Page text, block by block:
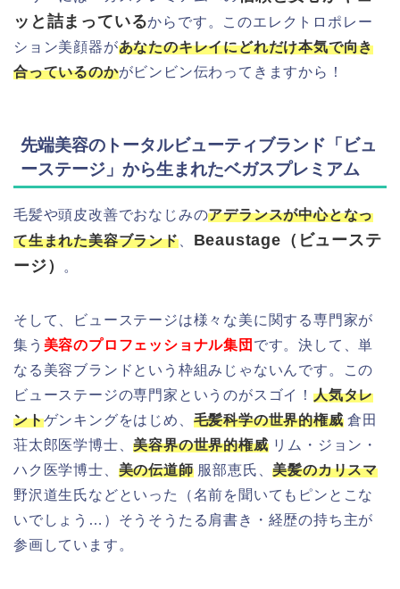
ッと詰まっているからです。このエレクトロポレー
ション美顔器があなたのキレイにどれだけ本気で向き
合っているのかがビンビン伝わってきますから！
先端美容のトータルビューティブランド「ビュ
ーステージ」から生まれたベガスプレミアム
毛髪や頭皮改善でおなじみのアデランスが中心となっ
て生まれた美容ブランド、 Beaustage（ビューステ
ージ）
。
そして、ビューステージは様々な美に関する専門家が
集う 美容のプロフェッショナル集団 です。決して、単
なる美容ブランドという枠組みじゃないんです。この
ビューステージの専門家というのがスゴイ！ 人気タレ
ントゲンキングをはじめ、 毛髪科学の世界的権威倉田
荘太郎医学博士、美容界の世界的権威リム・ジョン・
ハク医学博士、 美の伝道師服部恵氏、美髪のカリスマ
野沢道生氏などといった（名前を聞いてもピンとこな
いでしょう…）そうそうたる肩書き・経歴の持ち主が
参画しています。